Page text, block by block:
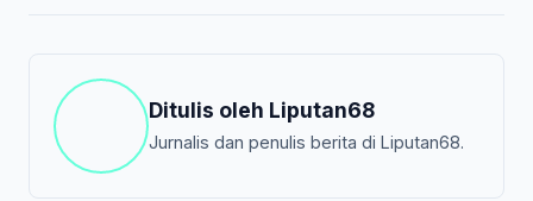
Ditulis oleh Liputan68
Jurnalis dan penulis berita di Liputan68.